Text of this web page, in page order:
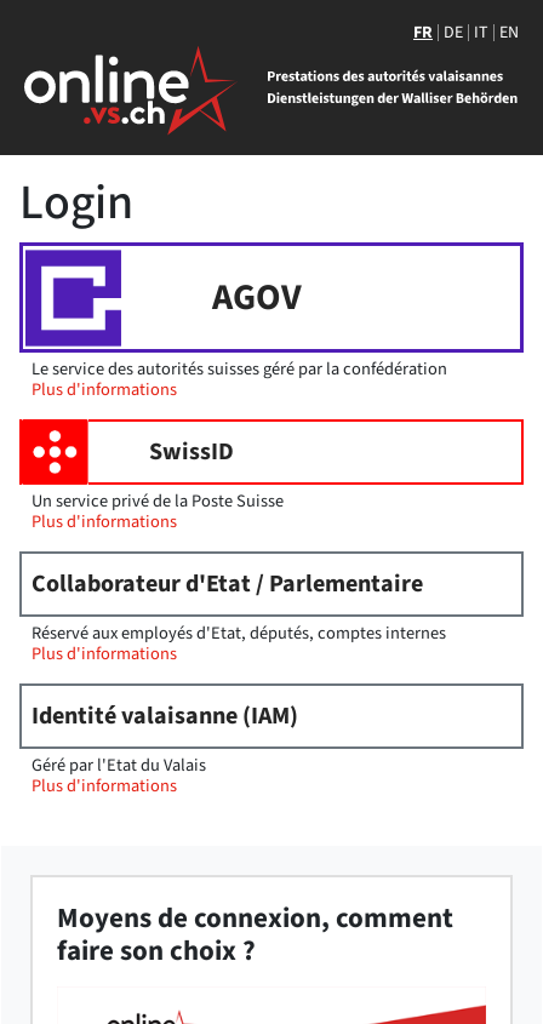
FR DE IT EN
Login
AGOV
Le service des autorités suisses géré par la confédération
Plus d'informations
SwissID
Un service privé de la Poste Suisse
Plus d'informations
Collaborateur d'Etat / Parlementaire
Réservé aux employés d'Etat, députés, comptes internes
Plus d'informations
Identité valaisanne (IAM)
Géré par l'Etat du Valais
Plus d'informations
Moyens de connexion, comment
faire son choix ?